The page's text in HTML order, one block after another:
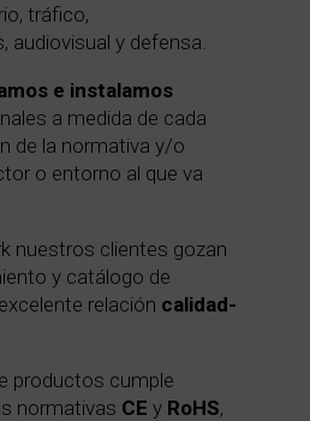
tráfico,
audiovisual y defensa.
e instalamos
a medida de cada
de la normativa y/o
o entorno al que va
nuestros clientes gozan
y catálogo de
relación calidad-
productos cumple
normativas CE y RoHS,